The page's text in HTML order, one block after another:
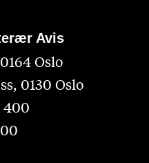
Avis
Oslo
0130 Oslo
400